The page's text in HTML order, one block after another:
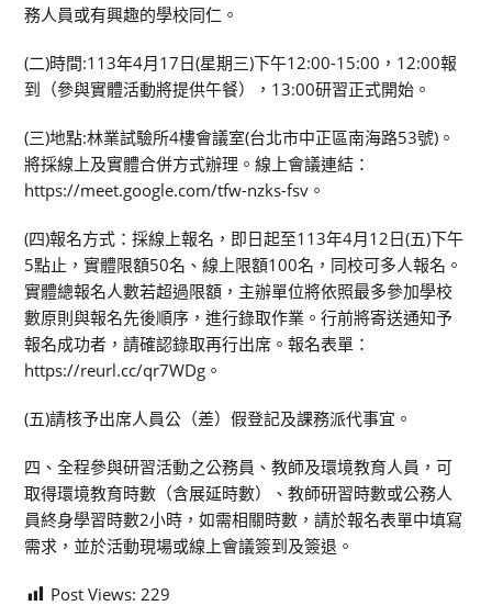
務人員或有興趣的學校同仁。
(二)時間:113年4月17日(星期三)下午12:00-15:00，12:00報
到（參與實體活動將提供午餐），13:00研習正式開始。
(三)地點:林業試驗所4樓會議室(台北市中正區南海路53號)。
將採線上及實體合併方式辦理。線上會議連結：
https://meet.google.com/tfw-nzks-fsv。
(四)報名方式：採線上報名，即日起至113年4月12日(五)下午
5點止，實體限額50名、線上限額100名，同校可多人報名。
實體總報名人數若超過限額，主辦單位將依照最多參加學校
數原則與報名先後順序，進行錄取作業。行前將寄送通知予
報名成功者，請確認錄取再行出席。報名表單：
https://reurl.cc/qr7WDg。
(五)請核予出席人員公（差）假登記及課務派代事宜。
四、全程參與研習活動之公務員、教師及環境教育人員，可
取得環境教育時數（含展延時數）、教師研習時數或公務人
員終身學習時數2小時，如需相關時數，請於報名表單中填寫
需求，並於活動現場或線上會議簽到及簽退。
Post Views: 229